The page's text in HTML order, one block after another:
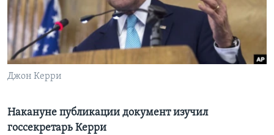
Learning English
СОЦИАЛЬНЫЕ СЕТИ
Языки
Джон Керри
Накануне публикации документ изучил
госсекретарь Керри